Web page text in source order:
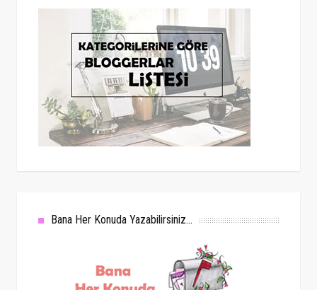
Bana Her Konuda Yazabilirsiniz...